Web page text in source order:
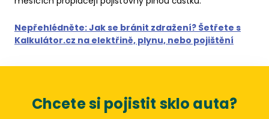
Nepřehlédněte: Jak se bránit zdražení? Šetřete s
Kalkulátor.cz na elektřině, plynu, nebo pojištění
Chcete si pojistit sklo auta?